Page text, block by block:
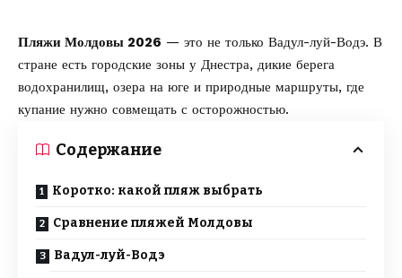
Пляжи Молдовы 2026 — это не только Вадул-луй-Водэ. В
стране есть городские зоны у Днестра, дикие берега
водохранилищ, озера на юге и природные маршруты, где
купание нужно совмещать с осторожностью.
Содержание
Коротко: какой пляж выбрать
Сравнение пляжей Молдовы
Вадул-луй-Водэ